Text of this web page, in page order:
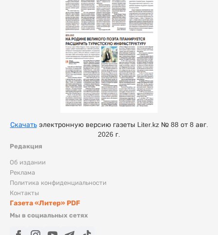
Редакция
Об издании
Реклама
Политика конфиденциальности
Контакты
Газета «Литер» PDF
Мы в социальных сетях
Скачатьэлектронную версию газеты Liter.kz № 88 от 8 авг.
2026 г.